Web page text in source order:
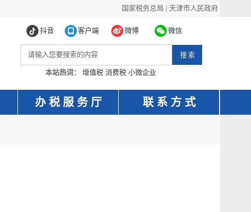
国家税务总局 天津市人民政府
抖音 客户端 微博 微信
本站热词： 增值税 消费税 小微企业
办 税 服 务 厅 联 系 方 式